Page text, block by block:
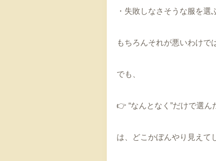
・失敗しなさそうな服を選
もちろんそれが悪いわけで
でも、
👉 “なんとなく”だけで選ん
は、どこかぼんやり見えて